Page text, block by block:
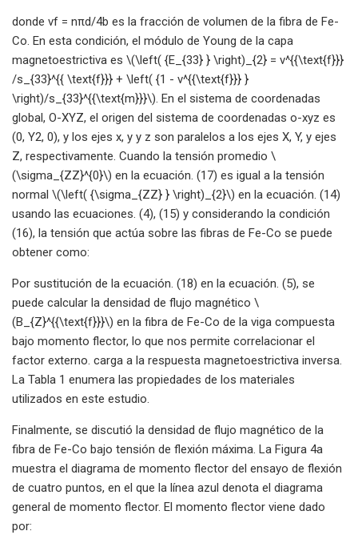
donde vf = nπd/4b es la fracción de volumen de la fibra de Fe-
Co. En esta condición, el módulo de Young de la capa
magnetoestrictiva es \(\left( {E_{33} } \right)_{2} = v^{{\text{f}}}
/s_{33}^{{ \text{f}}} + \left( {1 - v^{{\text{f}}} }
\right)/s_{33}^{{\text{m}}}\). En el sistema de coordenadas
global, O-XYZ, el origen del sistema de coordenadas o-xyz es
(0, Y2, 0), y los ejes x, y y z son paralelos a los ejes X, Y, y ejes
Z, respectivamente. Cuando la tensión promedio \
(\sigma_{ZZ}^{0}\) en la ecuación. (17) es igual a la tensión
normal \(\left( {\sigma_{ZZ} } \right)_{2}\) en la ecuación. (14)
usando las ecuaciones. (4), (15) y considerando la condición
(16), la tensión que actúa sobre las fibras de Fe-Co se puede
obtener como:
Por sustitución de la ecuación. (18) en la ecuación. (5), se
puede calcular la densidad de flujo magnético \
(B_{Z}^{{\text{f}}}\) en la fibra de Fe-Co de la viga compuesta
bajo momento flector, lo que nos permite correlacionar el
factor externo. carga a la respuesta magnetoestrictiva inversa.
La Tabla 1 enumera las propiedades de los materiales
utilizados en este estudio.
Finalmente, se discutió la densidad de flujo magnético de la
fibra de Fe-Co bajo tensión de flexión máxima. La Figura 4a
muestra el diagrama de momento flector del ensayo de flexión
de cuatro puntos, en el que la línea azul denota el diagrama
general de momento flector. El momento flector viene dado
por: